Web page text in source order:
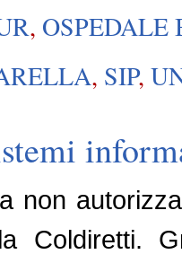
, OSPEDALE
, SIP,
non
Coldiretti.